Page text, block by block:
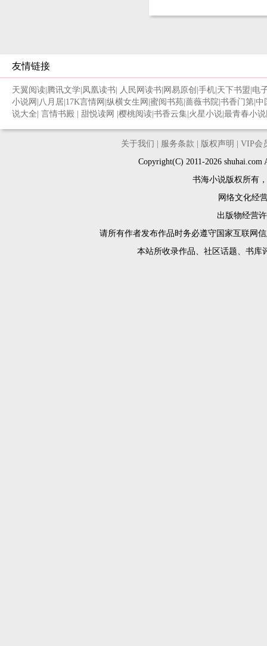
友情链接
天翼阅读 腾讯文学 凤凰读书 人民网读书 网易原创 手机 天下书盟 电
小说网 八月居 17K言情网 纵横女生网 蜜阅书苑 蔷薇书院 书香门第 中
说大全 言情书殿 甜悦读网 樱桃阅读 书香云集 火星小说 最青春小
关于我们 服务条款 版权声明
VIP会
Copyright(C) 2011-2026
书海小说版权所有
网络文化经
出版物经营
请所有作者发布作品时务必遵守国家互联网
本站所收录作品、社区话题、书库